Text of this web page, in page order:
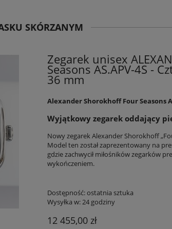
SKÓRZANYM
Zegarek unisex
Seasons AS.APV-4S -
36 mm
Alexander Shorokhoff Four Seasons
Wyjątkowy zegarek oddający
Nowy zegarek Alexander Shorokhoff
Model ten został zaprezentowany na
gdzie zachwycił miłośników zegarków
wykończeniem.
Dostępność:ostatnia sztuka
Wysyłka w:24 godziny
12 455,00 zł